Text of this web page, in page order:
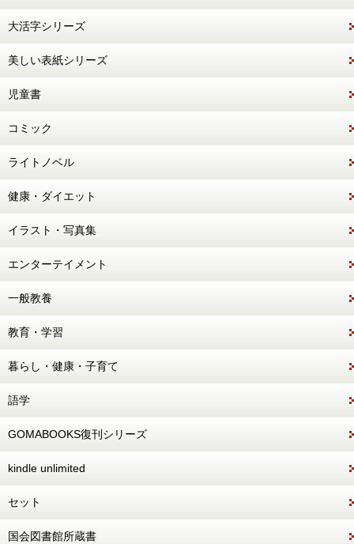
大活字シリーズ
美しい表紙シリーズ
児童書
コミック
ライトノベル
健康・ダイエット
イラスト・写真集
エンターテイメント
一般教養
教育・学習
暮らし・健康・子育て
語学
GOMABOOKS復刊シリーズ
kindle unlimited
セット
国会図書館所蔵書